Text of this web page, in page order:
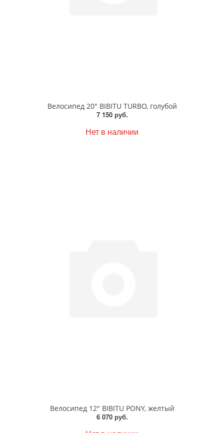
Велосипед 20" BIBITU TURBO, голубой
7 150 руб.
Нет в наличии
Велосипед 12" BIBITU PONY, желтый
6 070 руб.